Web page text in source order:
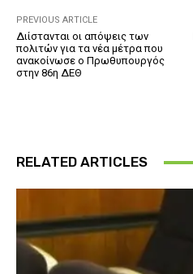
PREVIOUS ARTICLE
Διίστανται οι απόψεις των
πολιτών για τα νέα μέτρα που
ανακοίνωσε ο Πρωθυπουργός
στην 86η ΔΕΘ
RELATED ARTICLES